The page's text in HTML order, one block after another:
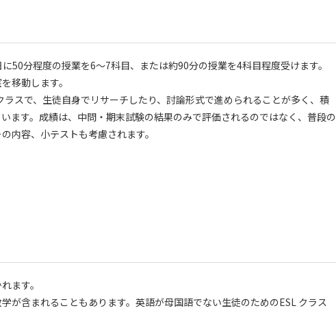
50分程度の授業を6～7科目、または約90分の授業を4科目程度受けます。
移動します。
スで、生徒自身でリサーチしたり、討論形式で進められることが多く、積
ます。成績は、中問・期末試験の結果のみで評価されるのではなく、普段の
内容、小テストも考慮されます。
ます。
が含まれることもあります。英語が母国語でない生徒のためのESL クラス